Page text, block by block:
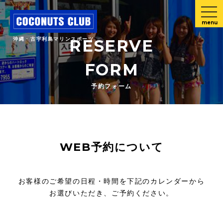
沖縄・古宇利島マリンスポーツ
menu
RESERVE
FORM
予約フォーム
WEB予約について
お客様のご希望の日程・時間を下記のカレンダーから
お選びいただき、ご予約ください。